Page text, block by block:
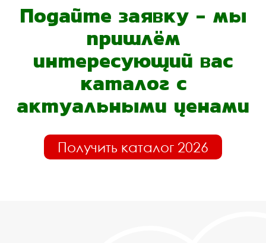
Подайте заявку - мы
пришлём
интересующий вас
каталог с
актуальными ценами
Получить каталог 2026